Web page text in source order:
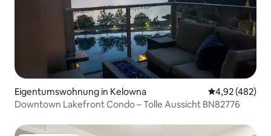
Eigentumswohnung in Kelowna
4,92 (482)
Downtown Lakefront Condo – Tolle Aussicht BN82776